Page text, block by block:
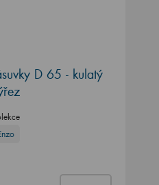
D 65 - kulatý